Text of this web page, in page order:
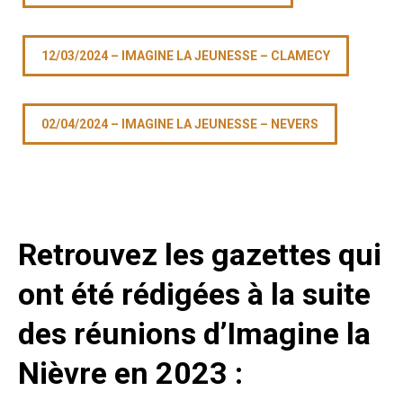
12/03/2024 – IMAGINE LA JEUNESSE – CLAMECY
02/04/2024 – IMAGINE LA JEUNESSE – NEVERS
Retrouvez les gazettes qui
ont été rédigées à la suite
des réunions d’Imagine la
Nièvre en 2023 :